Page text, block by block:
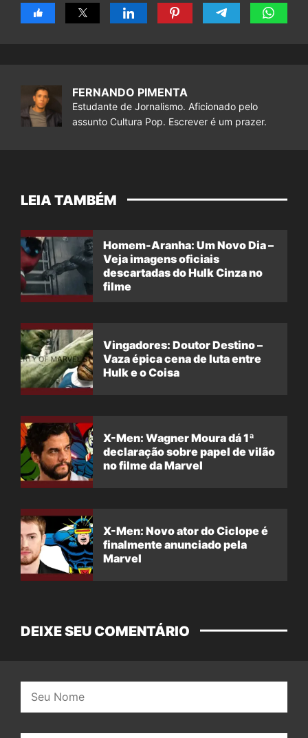
FERNANDO PIMENTA
Estudante de Jornalismo. Aficionado pelo
assunto Cultura Pop. Escrever é um prazer.
LEIA TAMBÉM
Homem-Aranha: Um Novo Dia –
Veja imagens oficiais
descartadas do Hulk Cinza no
filme
Vingadores: Doutor Destino –
Vaza épica cena de luta entre
Hulk e o Coisa
X-Men: Wagner Moura dá 1ª
declaração sobre papel de vilão
no filme da Marvel
X-Men: Novo ator do Ciclope é
finalmente anunciado pela
Marvel
DEIXE SEU COMENTÁRIO